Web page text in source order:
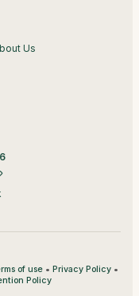
Us
of use• Privacy Policy•
Policy